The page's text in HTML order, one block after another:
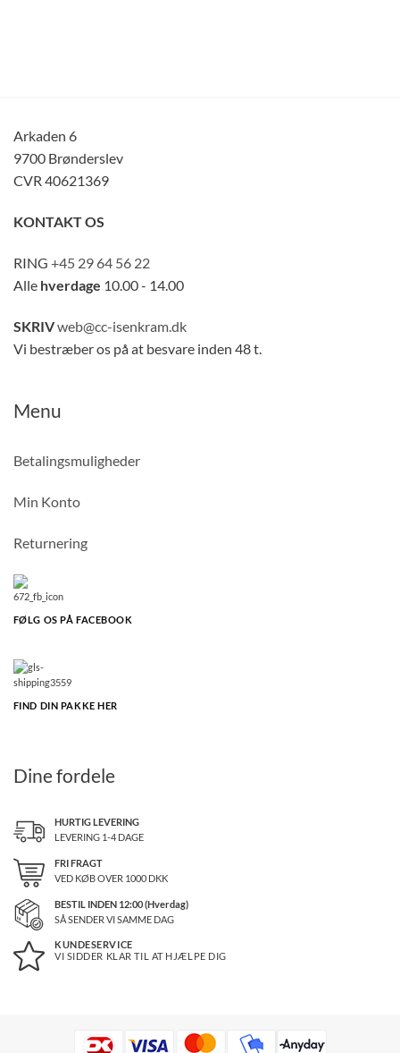
Arkaden 6
9700 Brønderslev
CVR 40621369
KONTAKT OS
RING +45 29 64 56 22
Alle hverdage 10.00 - 14.00
SKRIVweb@cc-isenkram.dk
Vi bestræber os på at besvare inden 48 t.
Menu
Betalingsmuligheder
Min Konto
Returnering
FØLG OS PÅ FACEBOOK
FIND DIN PAKKE HER
Dine fordele
HURTIG LEVERING
LEVERING 1-4 DAGE
FRI FRAGT
VED KØB OVER 1000DKK
BESTIL INDEN 12:00 (Hverdag)
SÅ SENDER VI SAMME DAG
KUNDESERVICE
VI SIDDER KLAR TIL AT HJÆLPE DIG